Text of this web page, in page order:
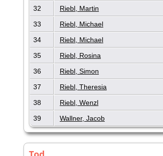
32
Riebl, Martin
33
Riebl, Michael
34
Riebl, Michael
35
Riebl, Rosina
36
Riebl, Simon
37
Riebl, Theresia
38
Riebl, Wenzl
39
Wallner, Jacob